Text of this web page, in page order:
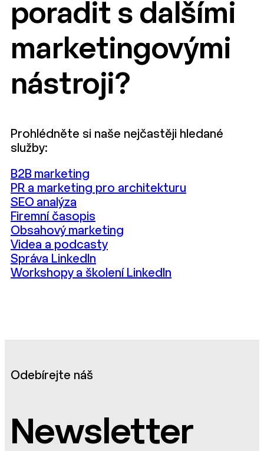
poradit s dalšími
marketingovými
nástroji?
Prohlédněte si naše nejčastěji hledané
služby:
B2B marketing
PR a marketing pro architekturu
SEO analýza
Firemní časopis
Obsahový marketing
Videa a podcasty
Správa LinkedIn
Workshopy a školení LinkedIn
Odebírejte náš
Newsletter